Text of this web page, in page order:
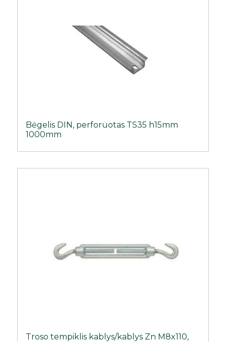
Bėgelis DIN, perforuotas TS35 h15mm
1000mm
Troso tempiklis kablys/kablys Zn M8x110,